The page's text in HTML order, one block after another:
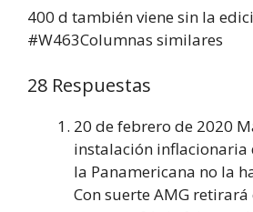
400 d también viene sin la
#W463Columnas similares
28 Respuestas
20 de febrero de 2020
instalación
la Panamericana no la
Con suerte AMG